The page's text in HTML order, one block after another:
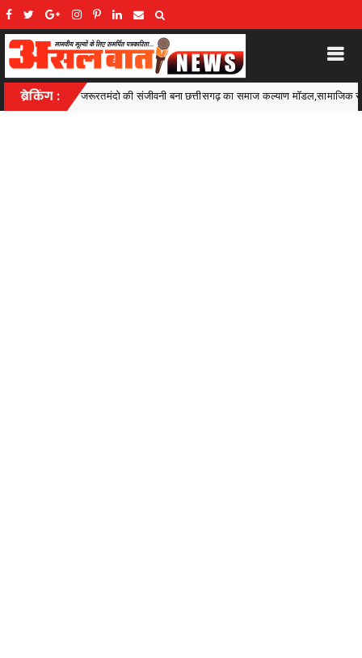
ब्रेकिंग :
कल्याण मॉडल,सामाजिक सुरक्षा से आत्मनिर्भरता की राह पर Ambagarh